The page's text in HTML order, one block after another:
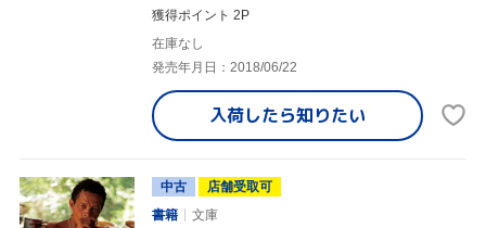
獲得ポイント 2P
在庫なし
発売年月日：2018/06/22
入荷したら知りたい
中古
店舗受取可
書籍
文庫